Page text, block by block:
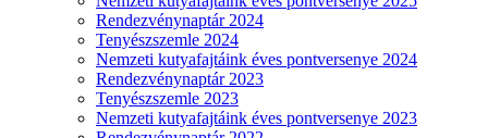
Rendezvénynaptár 2024
Tenyészszemle 2024
Nemzeti kutyafajtáink éves pontversenye 2024
Rendezvénynaptár 2023
Tenyészszemle 2023
Nemzeti kutyafajtáink éves pontversenye 2023